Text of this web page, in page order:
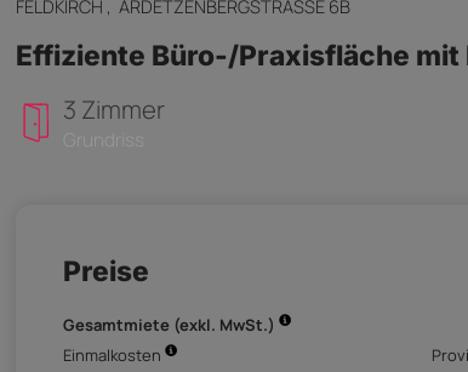
FELDKIRCH , ARDETZENBERGSTRASSE 6B
Effiziente Büro-/Praxisfläche mit
3 Zimmer
Grundriss
Preise
Gesamtmiete (exkl. MwSt.)
Einmalkosten